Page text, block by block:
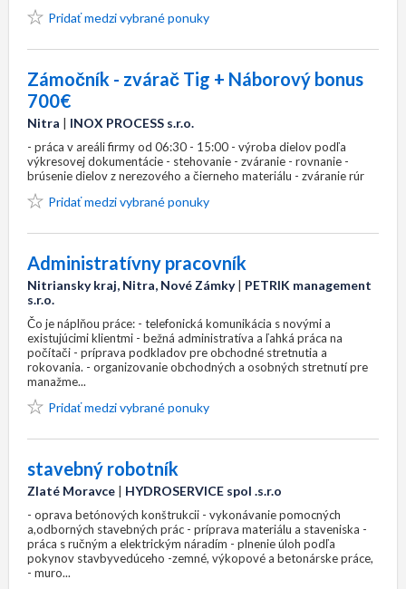
Pridať medzi vybrané ponuky
Zámočník - zvárač Tig + Náborový bonus
700€
Nitra | INOX PROCESS s.r.o.
- práca v areáli firmy od 06:30 - 15:00 - výroba dielov podľa
výkresovej dokumentácie - stehovanie - zváranie - rovnanie -
brúsenie dielov z nerezového a čierneho materiálu - zváranie rúr
Pridať medzi vybrané ponuky
Administratívny pracovník
Nitriansky kraj, Nitra, Nové Zámky| PETRIK management
s.r.o.
Čo je náplňou práce: - telefonická komunikácia s novými a
existujúcimi klientmi - bežná administratíva a ľahká práca na
počítači - príprava podkladov pre obchodné stretnutia a
rokovania. - organizovanie obchodných a osobných stretnutí pre
manažme...
Pridať medzi vybrané ponuky
stavebný robotník
Zlaté Moravce | HYDROSERVICE spol .s.r.o
- oprava betónových konštrukcii - vykonávanie pomocných
a,odborných stavebných prác - príprava materiálu a staveniska -
práca s ručným a elektrickým náradím - plnenie úloh podľa
pokynov stavbyvedúceho -zemné, výkopové a betonárske práce,
- muro...